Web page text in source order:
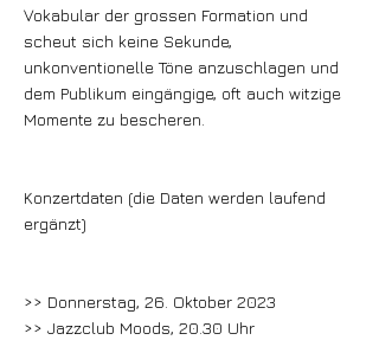
Vokabular der grossen Formation und
scheut sich keine Sekunde,
unkonventionelle Töne anzuschlagen und
dem Publikum eingängige, oft auch witzige
Momente zu bescheren.
Konzertdaten (die Daten werden laufend
ergänzt)
>> Donnerstag, 26. Oktober 2023
>> Jazzclub Moods, 20.30 Uhr